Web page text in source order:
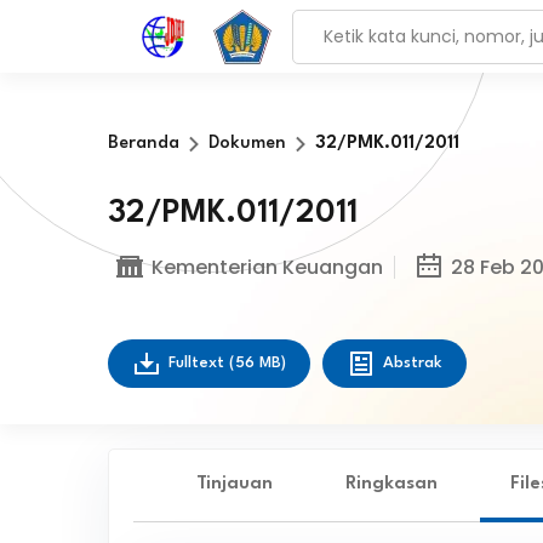
Beranda Dokumen 32/PMK.011/2011
32/PMK.011/2011
Kementerian Keuangan 28 Feb
Fulltext (56 MB) Abstrak
Tinjauan Ringkasan